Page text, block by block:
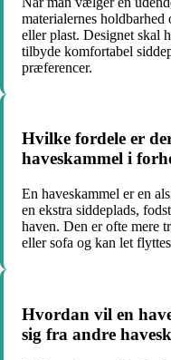
materialernes holdbarhed
eller plast. Designet skal
tilbyde komfortabel
præferencer.
Hvilke fordele er
haveskammel i
En haveskammel er en
en ekstra siddeplads,
haven. Den er ofte mere
eller sofa og kan let
Hvordan vil en
sig fra andre